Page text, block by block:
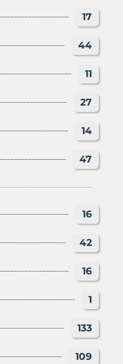
17
44
11
27
14
47
16
42
16
1
133
109